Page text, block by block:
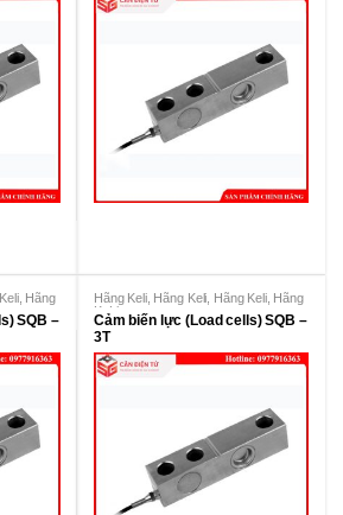
, Hãng
SQB –
Hãng Keli, Hãng Keli, Hãng Keli, Hãng
KeLi
Cảm biến lực (Load cells) SQB –
3T